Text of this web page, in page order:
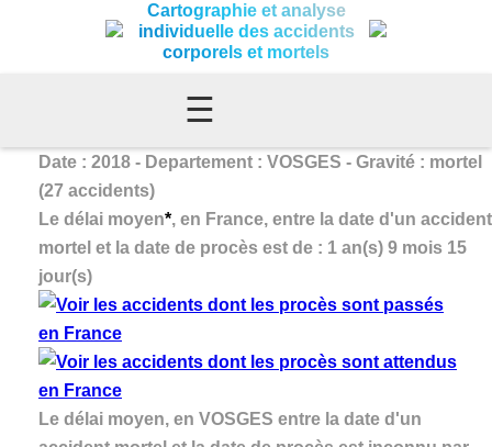
Cartographie et analyse
individuelle des accidents
corporels et mortels
☰
Date : 2018 - Departement : VOSGES - Gravité : mortel
(27 accidents)
Le délai moyen*, en France, entre la date d'un accident
mortel et la date de procès est de : 1 an(s) 9 mois 15
jour(s)
Le délai moyen, en VOSGES entre la date d'un